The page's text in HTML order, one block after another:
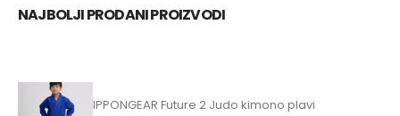
NAJBOLJI PRODANI PROIZVODI
IPPONGEAR Future 2 Judo kimono plavi